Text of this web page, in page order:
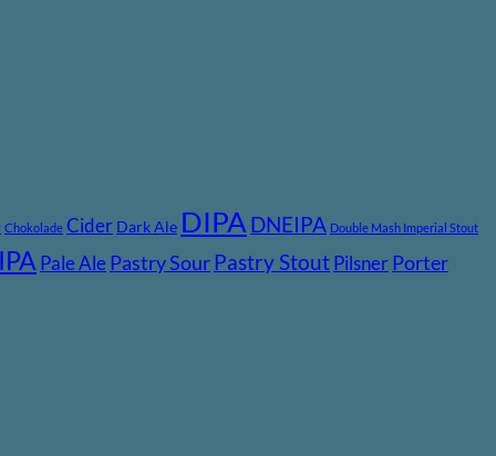
Chokolade Cider Dark Ale DIPA DNEIPA Double Mash Imperial Stout
Pale Ale Pastry Sour Pastry Stout Pilsner Porter